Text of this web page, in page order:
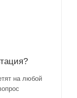
на любой